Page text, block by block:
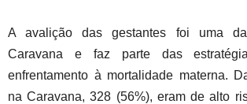
A avalição das gestantes foi uma
Caravana e faz parte das
enfrentamento à mortalidade materna.
na Caravana, 328 (56%), eram de alto